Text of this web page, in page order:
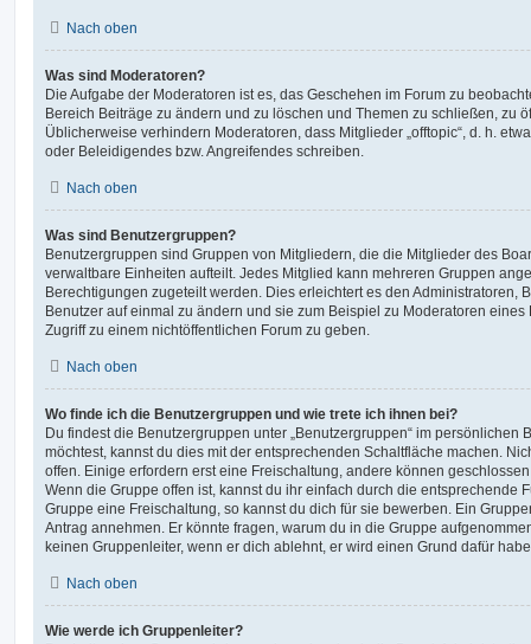
Nach oben
Was sind Moderatoren?
Die Aufgabe der Moderatoren ist es, das Geschehen im Forum zu
Bereich Beiträge zu ändern und zu löschen und Themen zu schließen, zu
Üblicherweise verhindern Moderatoren, dass Mitglieder „offtopic“, d. h.
oder Beleidigendes bzw. Angreifendes schreiben.
Nach oben
Was sind Benutzergruppen?
Benutzergruppen sind Gruppen von Mitgliedern, die die Mitglieder des
verwaltbare Einheiten aufteilt. Jedes Mitglied kann mehreren Gruppen
Berechtigungen zugeteilt werden. Dies erleichtert es den Administratoren,
Benutzer auf einmal zu ändern und sie zum Beispiel zu Moderatoren
Zugriff zu einem nichtöffentlichen Forum zu geben.
Nach oben
Wo finde ich die Benutzergruppen und wie trete ich ihnen bei?
Du findest die Benutzergruppen unter „Benutzergruppen“ im persönlichen
möchtest, kannst du dies mit der entsprechenden Schaltfläche machen.
offen. Einige erfordern erst eine Freischaltung, andere können
Wenn die Gruppe offen ist, kannst du ihr einfach durch die entsprechende
Gruppe eine Freischaltung, so kannst du dich für sie bewerben. Ein
Antrag annehmen. Er könnte fragen, warum du in die Gruppe
keinen Gruppenleiter, wenn er dich ablehnt, er wird einen Grund dafür
Nach oben
Wie werde ich Gruppenleiter?